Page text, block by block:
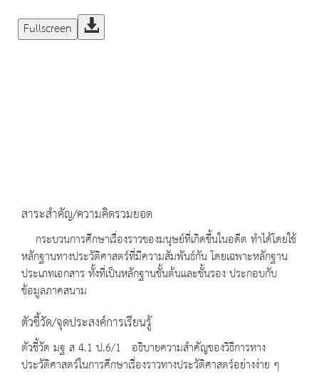
Fullscreen
สาระสำคัญ/ความคิดรวมยอด
กระบวนการศึกษาเรื่องราวของมนุษย์ที่เกิดขึ้นในอดีต ทำได้โดยใช้
หลักฐานทางประวัติศาสตร์ที่มีความสัมพันธ์กัน โดยเฉพาะหลักฐาน
ประเภทเอกสาร ทั้งที่เป็นหลักฐานชั้นต้นและชั้นรอง ประกอบกับ
ข้อมูลภาคสนาม
ตัวชี้วัด/จุดประสงค์การเรียนรู้
ตัวชี้วัด มฐ ส 4.1 ป.6/1 อธิบายความสำคัญของวิธีการทาง
ประวัติศาสตร์ในการศึกษาเรื่องราวทางประวัติศาสตร์อย่างง่าย ๆ